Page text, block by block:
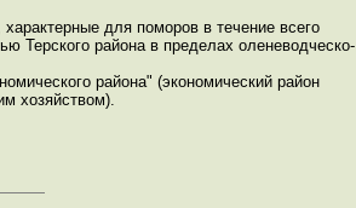
для поморов в течение всего
Терского района в пределах оленеводческо-
района" (экономический район
хозяйством).